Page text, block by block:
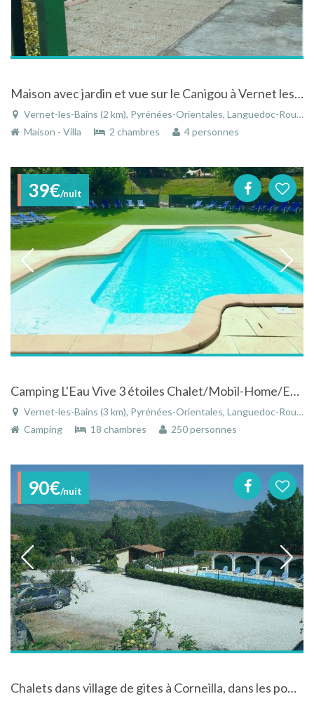
Maison avec jardin et vue sur le Canigou à Vernet les Bains
Vernet-les-Bains (2 km), Pyrénées-Orientales, Languedoc-Roussillon, Occitanie, France
Maison - Villa
2 chambres 4 personnes
39€/nuit
Camping L'Eau Vive 3 étoiles Chalet/Mobil-Home/Emplacements Nus Vernet-les-Bains
Vernet-les-Bains (3 km), Pyrénées-Orientales, Languedoc-Roussillon, Occitanie, France
Camping
18 chambres 250 personnes
90€/nuit
Chalets dans village de gites à Corneilla, dans les pommiers, piscine et vue sur montagnes catalanes